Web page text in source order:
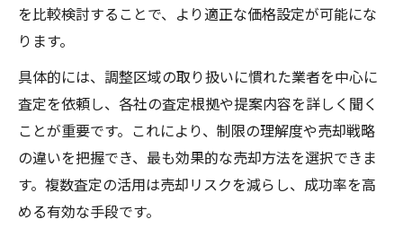
を比較検討することで、より適正な価格設定が可能にな
ります。
具体的には、調整区域の取り扱いに慣れた業者を中心に
査定を依頼し、各社の査定根拠や提案内容を詳しく聞く
ことが重要です。これにより、制限の理解度や売却戦略
の違いを把握でき、最も効果的な売却方法を選択できま
す。複数査定の活用は売却リスクを減らし、成功率を高
める有効な手段です。